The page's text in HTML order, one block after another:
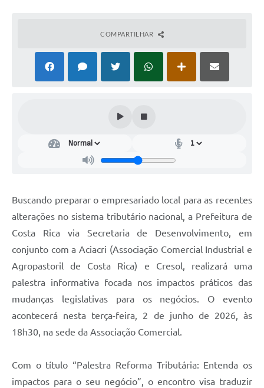
COMPARTILHAR
Buscando preparar o empresariado local para as recentes
alterações no sistema tributário nacional, a Prefeitura de
Costa Rica via Secretaria de Desenvolvimento, em
conjunto com a Aciacri (Associação Comercial Industrial e
Agropastoril de Costa Rica) e Cresol, realizará uma
palestra informativa focada nos impactos práticos das
mudanças legislativas para os negócios. O evento
acontecerá nesta terça-feira, 2 de junho de 2026, às
18h30, na sede da Associação Comercial.
Com o título “Palestra Reforma Tributária: Entenda os
impactos para o seu negócio”, o encontro visa traduzir